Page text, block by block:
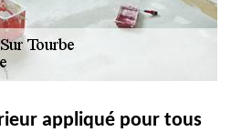
appliqué pour tous